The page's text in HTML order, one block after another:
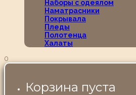
Наборы с одеялом
Наматрасники
Покрывала
Пледы
Полотенца
Халаты
0
Корзина пуста